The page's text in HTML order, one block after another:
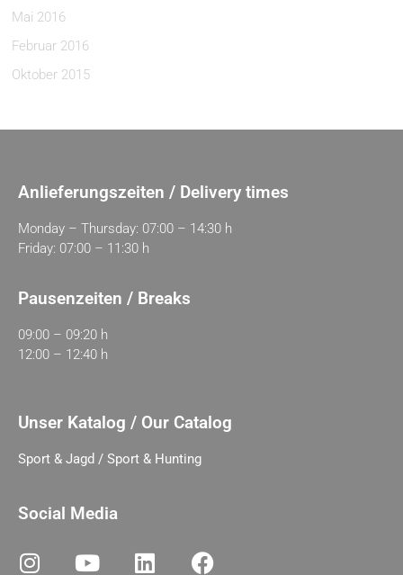
Mai 2016
Februar 2016
Oktober 2015
Anlieferungszeiten / Delivery times
Monday – Thursday: 07:00 – 14:30 h
Friday: 07:00 – 11:30 h
Pausenzeiten / Breaks
09:00 – 09:20 h
12:00 – 12:40 h
Unser Katalog / Our Catalog
Sport & Jagd / Sport & Hunting
Social Media